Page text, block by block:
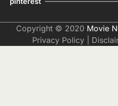
Copyright © 2020 Movie
Privacy Policy|